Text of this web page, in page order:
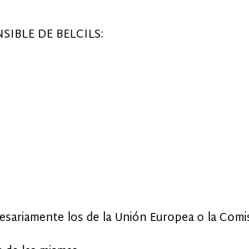
DE BELCILS:
los de la Unión Europea o la